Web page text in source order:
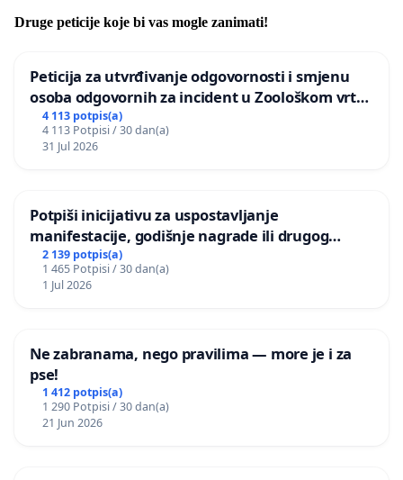
Druge peticije koje bi vas mogle zanimati!
Peticija za utvrđivanje odgovornosti i smjenu
osoba odgovornih za incident u Zoološkom vrtu
Grada Zagreba
4 113 potpis(a)
4 113 Potpisi / 30 dan(a)
31 Jul 2026
Potpiši inicijativu za uspostavljanje
manifestacije, godišnje nagrade ili drugog
javnog događaja „Edin Avdić“ u Sarajevu
2 139 potpis(a)
1 465 Potpisi / 30 dan(a)
1 Jul 2026
Ne zabranama, nego pravilima — more je i za
pse!
1 412 potpis(a)
1 290 Potpisi / 30 dan(a)
21 Jun 2026